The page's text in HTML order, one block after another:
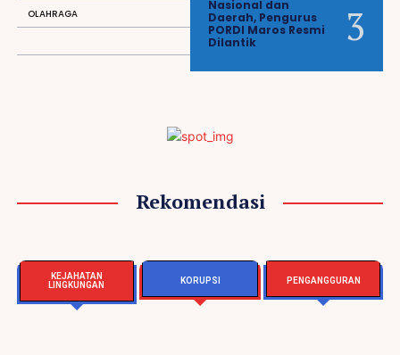
OLAHRAGA
Nasional dan
Daerah, Pengurus
PORDI Maros Resmi
Dilantik
Rekomendasi
KEJAHATAN
LINGKUNGAN
KORUPSI PENGANGGURAN